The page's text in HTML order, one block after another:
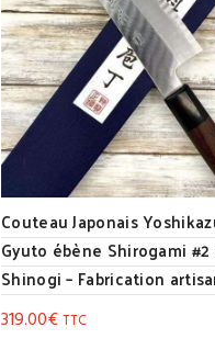
Couteau Japonais
Gyuto ébène Shirogami #2
Shinogi – Fabrication
319.00€TTC